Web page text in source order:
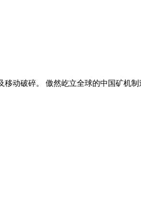
动破碎。 傲然屹立全球的中国矿机